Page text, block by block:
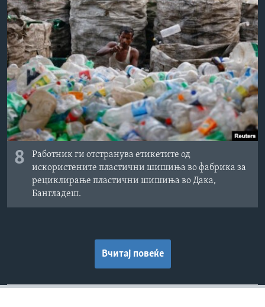
8
Работник ги отстранува етикетите од
искористените пластични шишиња во фабрика за
рециклирање пластични шишиња во Дака,
Бангладеш.
Вчитај повеќе